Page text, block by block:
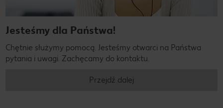
Jesteśmy dla Państwa!
Chętnie służymy pomocą. Jesteśmy otwarci na Państwa
pytania i uwagi. Zachęcamy do kontaktu.
Przejdź dalej